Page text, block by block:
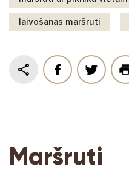
laivošanas maršruti
Maršruti